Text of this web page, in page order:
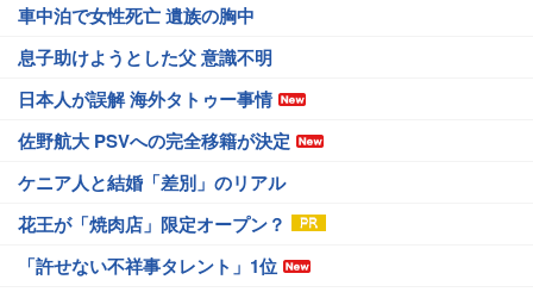
車中泊で女性死亡 遺族の胸中
息子助けようとした父 意識不明
日本人が誤解 海外タトゥー事情
佐野航大 PSVへの完全移籍が決定
ケニア人と結婚「差別」のリアル
花王が「焼肉店」限定オープン？
「許せない不祥事タレント」1位